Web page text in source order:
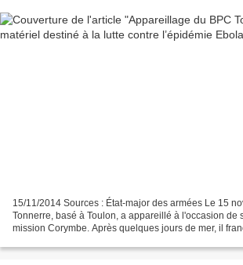
15/11/2014 Sources : État-major des armées Le 15
Tonnerre, basé à Toulon, a appareillé à l'occasion de
mission Corymbe. Après quelques jours de mer, il